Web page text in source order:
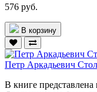
576 руб.
В корзину
Петр Аркадьевич
В книге